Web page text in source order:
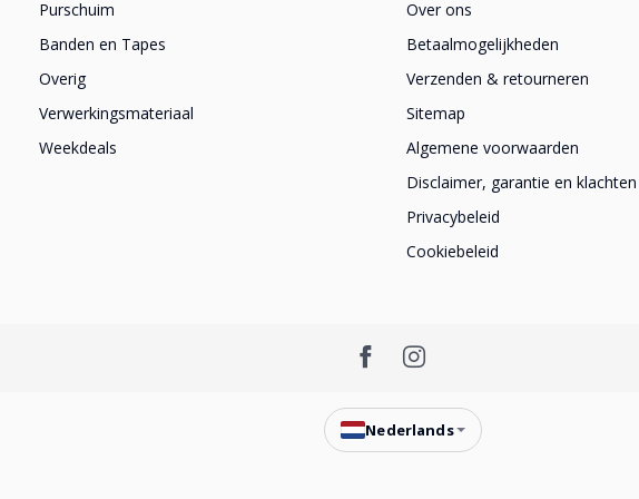
Purschuim
Banden en Tapes
Overig
Verwerkingsmateriaal
Weekdeals
Over ons
Betaalmogelijkheden
Verzenden & retourneren
Sitemap
Algemene voorwaarden
Disclaimer, garantie en klachten
Privacybeleid
Cookiebeleid
Nederlands